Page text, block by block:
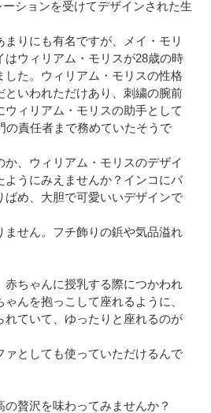
ションを受けてデザインされた生
りにも有名ですが、メイ・モリ
はウィリアム・モリスが28歳の時
した。ウィリアム・モリスの性格
といわれただけあり、刺繍の腕前
ウィリアム・モリスの助手として
の責任者まで務めていたそうで
か、ウィリアム・モリスのデザイ
ようにみえませんか？インコにバ
ばめ、大胆で可愛いいデザインで
ません。フチ飾りの鋲や気品溢れ
赤ちゃんに授乳する際につかわれ
んを抱っこして座れるように、
れていて、ゆったりと座れるのが
ァとしても使っていただけるんで
贅沢を味わってみませんか？